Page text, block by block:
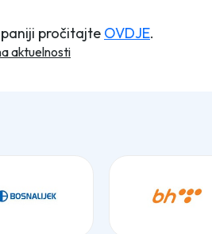
pročitajte OVDJE.
aktuelnosti